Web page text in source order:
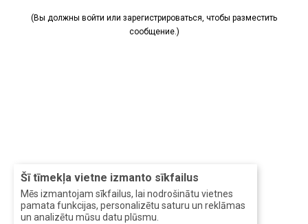
Šī tīmekļa vietne izmanto sīkfailus
Mēs izmantojam sīkfailus, lai nodrošinātu vietnes
pamata funkcijas, personalizētu saturu un reklāmas
un analizētu mūsu datu plūsmu.
(Вы должны войти или зарегистрироваться, чтобы разместить
сообщение.)